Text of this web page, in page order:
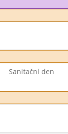
Sanitační den